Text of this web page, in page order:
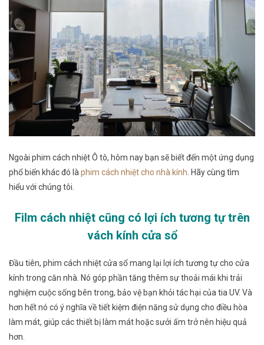
Ngoài phim cách nhiệt Ô tô, hôm nay bạn sẽ biết đến một ứng dụng
phổ biến khác đó làphim cách nhiệt cho nhà kính. Hãy cùng tìm
hiểu với chúng tôi.
Film cách nhiệt cũng có lợi ích tương tự trên
vách kính cửa sổ
Đầu tiên, phim cách nhiệt cửa sổ mang lại lợi ích tương tự cho cửa
kính trong căn nhà. Nó góp phần tăng thêm sự thoải mái khi trải
nghiệm cuộc sống bên trong, bảo vệ bạn khỏi tác hại của tia UV. Và
hơn hết nó có ý nghĩa về tiết kiệm điện năng sử dụng cho điều hòa
làm mát, giúp các thiết bị làm mát hoặc sưởi ấm trở nên hiệu quả
hơn.